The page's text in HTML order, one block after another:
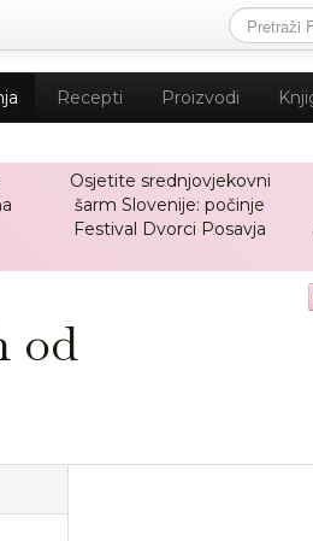
Recepti Proizvodi
Osjetite srednjovjekovni
šarm Slovenije: počinje
Festival Dvorci Posavja
od